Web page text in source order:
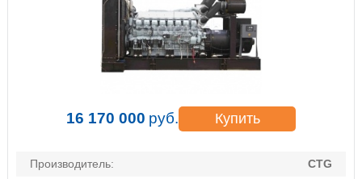
16 170 000 руб. Купить
Производитель:
CTG